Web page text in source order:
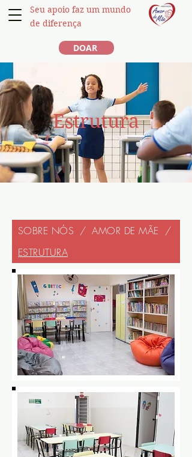
Seu apoio faz um mundo
de diferença
DOAR
Estrutura
SOBRE NÓS / AMOR DE MÃE /
ESTRUTURA